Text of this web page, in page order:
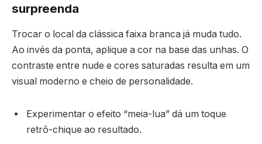
surpreenda
Trocar o local da clássica faixa branca já muda tudo.
Ao invés da ponta, aplique a cor na base das unhas. O
contraste entre nude e cores saturadas resulta em um
visual moderno e cheio de personalidade.
Experimentar o efeito “meia-lua” dá um toque
retrô-chique ao resultado.